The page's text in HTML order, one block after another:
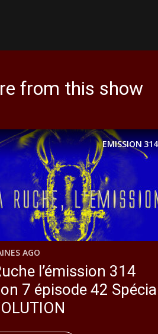
from this show
EMISSION314
AGO
l’émission 314
7 épisode 42